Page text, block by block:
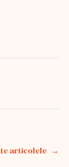
articolele